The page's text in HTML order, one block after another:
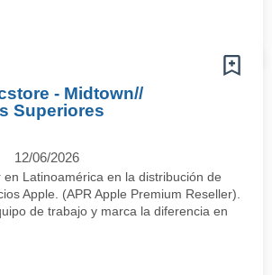
- Midtown//
Superiores
12/06/2026
Latinoamérica en la distribución de
Apple. (APR Apple Premium Reseller).
de trabajo y marca la diferencia en